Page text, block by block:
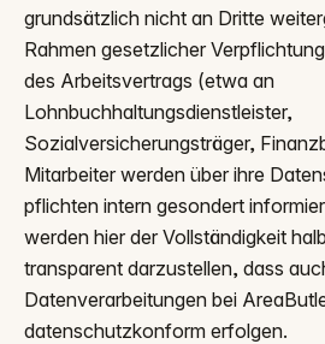
grundsätzlich nicht an Dritte
Rahmen gesetzlicher
des Arbeitsvertrags (etwa an
Lohnbuchhaltungsdienstleister,
Sozialversicherungsträger,
Mitarbeiter werden über ihre
pflichten intern gesondert
werden hier der Vollständigkeit
transparent darzustellen, dass
Datenverarbeitungen bei
datenschutzkonform erfolgen.